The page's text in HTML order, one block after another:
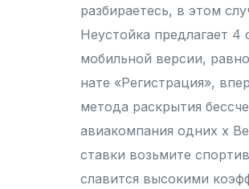
разбираетесь, в этом
Неустойка предлагает
мобильной версии,
нате «Регистрация»,
метода раскрытия
авиакомпания одних x
ставки возьмите
славится высокими